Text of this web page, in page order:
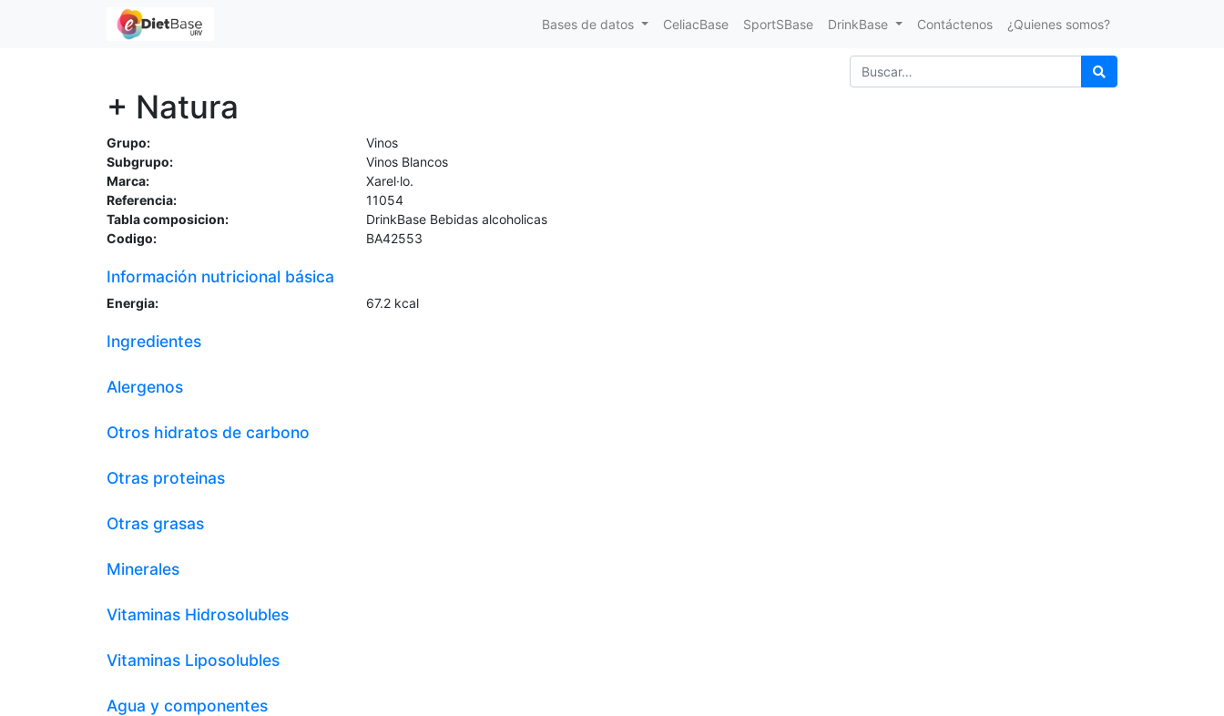
Bases de datos CeliacBase SportSBase DrinkBase Contáctenos ¿Quienes somos?
+ Natura
Grupo:
Vinos
Subgrupo:
Vinos Blancos
Marca:
Xarel·lo.
Referencia:
11054
Tabla composicion:
DrinkBase Bebidas alcoholicas
Codigo:
BA42553
Información nutricional básica
Energia: 67.2 kcal
Ingredientes
Alergenos
Otros hidratos de carbono
Otras proteinas
Otras grasas
Minerales
Vitaminas Hidrosolubles
Vitaminas Liposolubles
Agua y componentes